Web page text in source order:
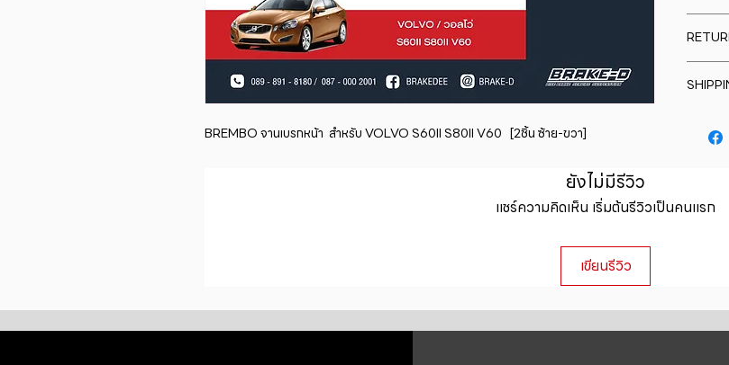
BREMBO จานเบรกหน้า  สำหรับ VOLVO S60II S80II V60   [2ชิ้น ซ้าย-ขวา]
great
to let
way
can
ยังไม่มีรีวิว
แชร์ความคิดเห็น เริ่มต้นรีวิวเป็นคนแรก
เขียนรีวิว